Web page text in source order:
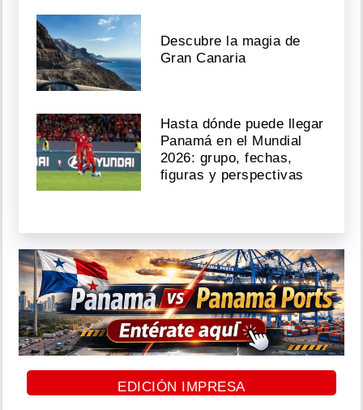
Descubre la magia de
Gran Canaria
Hasta dónde puede llegar
Panamá en el Mundial
2026: grupo, fechas,
figuras y perspectivas
EDICIÓN IMPRESA